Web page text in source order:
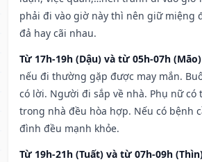
phải đi vào giờ này thì nên giữ miệng
đả hay cãi nhau.
Từ 17h-19h (Dậu) và từ 05h-07h (Mão)
nếu đi thường gặp được may mắn.
có lời. Người đi sắp về nhà. Phụ nữ có
trong nhà đều hòa hợp. Nếu có bệnh
đình đều mạnh khỏe.
Từ 19h-21h (Tuất) và từ 07h-09h